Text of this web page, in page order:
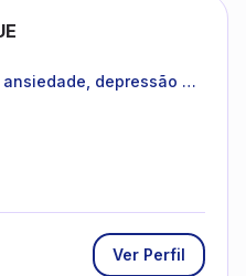
depressão e
Ver Perfil